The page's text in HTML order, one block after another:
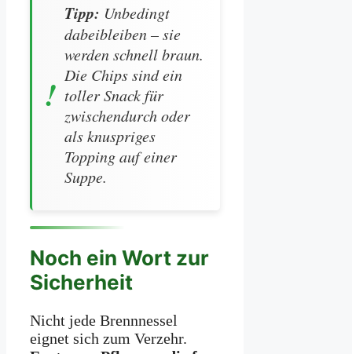
Tipp: Unbedingt
dabeibleiben – sie
werden schnell braun.
Die Chips sind ein
toller Snack für
zwischendurch oder
als knuspriges
Topping auf einer
Suppe.
Noch ein Wort zur
Sicherheit
Nicht jede Brennnessel
eignet sich zum Verzehr.